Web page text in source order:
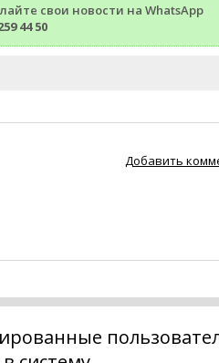
свои новости на WhatsApp
44 50
Добавить